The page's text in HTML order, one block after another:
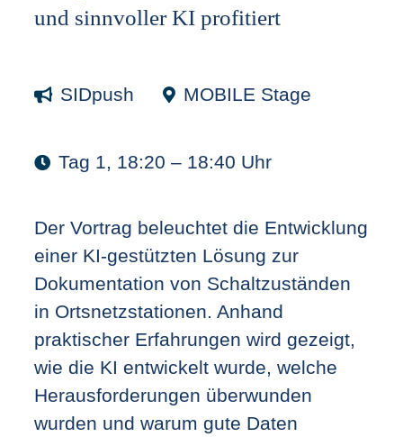
und sinnvoller KI profitiert
SIDpush MOBILE Stage
Tag 1, 18:20 – 18:40 Uhr
Der Vortrag beleuchtet die Entwicklung
einer KI-gestützten Lösung zur
Dokumentation von Schaltzuständen
in Ortsnetzstationen. Anhand
praktischer Erfahrungen wird gezeigt,
wie die KI entwickelt wurde, welche
Herausforderungen überwunden
wurden und warum gute Daten